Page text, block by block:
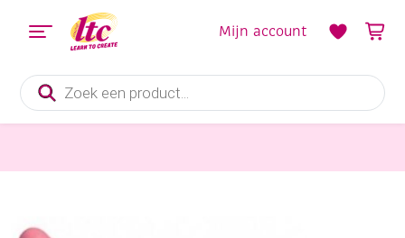
Producten
zoeken
Mijn account